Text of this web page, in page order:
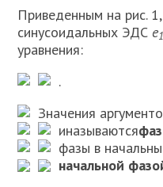
Приведенным на рис.
синусоидальных ЭДС е1
уравнения:
.
Значения
иназываются
фазы в
начальной